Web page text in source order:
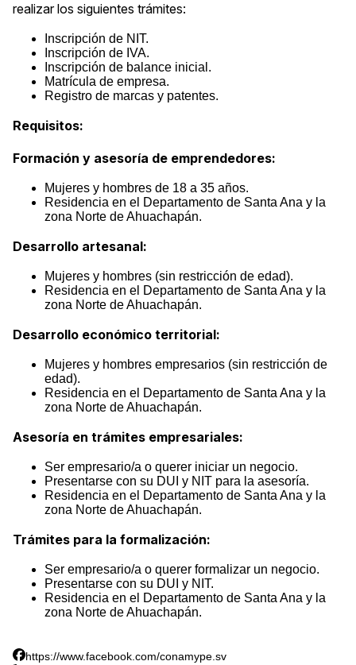
realizar los siguientes trámites:
Inscripción de NIT.
Inscripción de IVA.
Inscripción de balance inicial.
Matrícula de empresa.
Registro de marcas y patentes.
Requisitos:
Formación y asesoría de emprendedores:
Mujeres y hombres de 18 a 35 años.
Residencia en el Departamento de Santa Ana y la
zona Norte de Ahuachapán.
Desarrollo artesanal:
Mujeres y hombres (sin restricción de edad).
Residencia en el Departamento de Santa Ana y la
zona Norte de Ahuachapán.
Desarrollo económico territorial:
Mujeres y hombres empresarios (sin restricción de
edad).
Residencia en el Departamento de Santa Ana y la
zona Norte de Ahuachapán.
Asesoría en trámites empresariales:
Ser empresario/a o querer iniciar un negocio.
Presentarse con su DUI y NIT para la asesoría.
Residencia en el Departamento de Santa Ana y la
zona Norte de Ahuachapán.
Trámites para la formalización:
Ser empresario/a o querer formalizar un negocio.
Presentarse con su DUI y NIT.
Residencia en el Departamento de Santa Ana y la
zona Norte de Ahuachapán.
https://www.facebook.com/conamype.sv